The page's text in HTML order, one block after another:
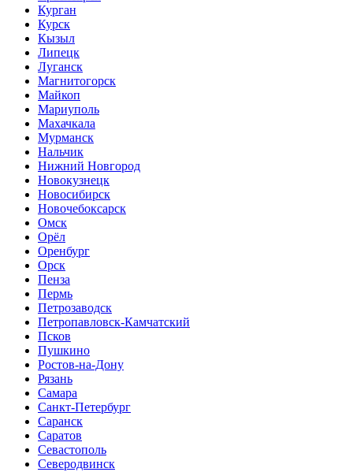
Курган
Курск
Кызыл
Липецк
Луганск
Магнитогорск
Майкоп
Мариуполь
Махачкала
Мурманск
Нальчик
Нижний Новгород
Новокузнецк
Новосибирск
Новочебоксарск
Омск
Орёл
Оренбург
Орск
Пенза
Пермь
Петрозаводск
Петропавловск-Камчатский
Псков
Пушкино
Ростов-на-Дону
Рязань
Самара
Санкт-Петербург
Саранск
Саратов
Севастополь
Северодвинск